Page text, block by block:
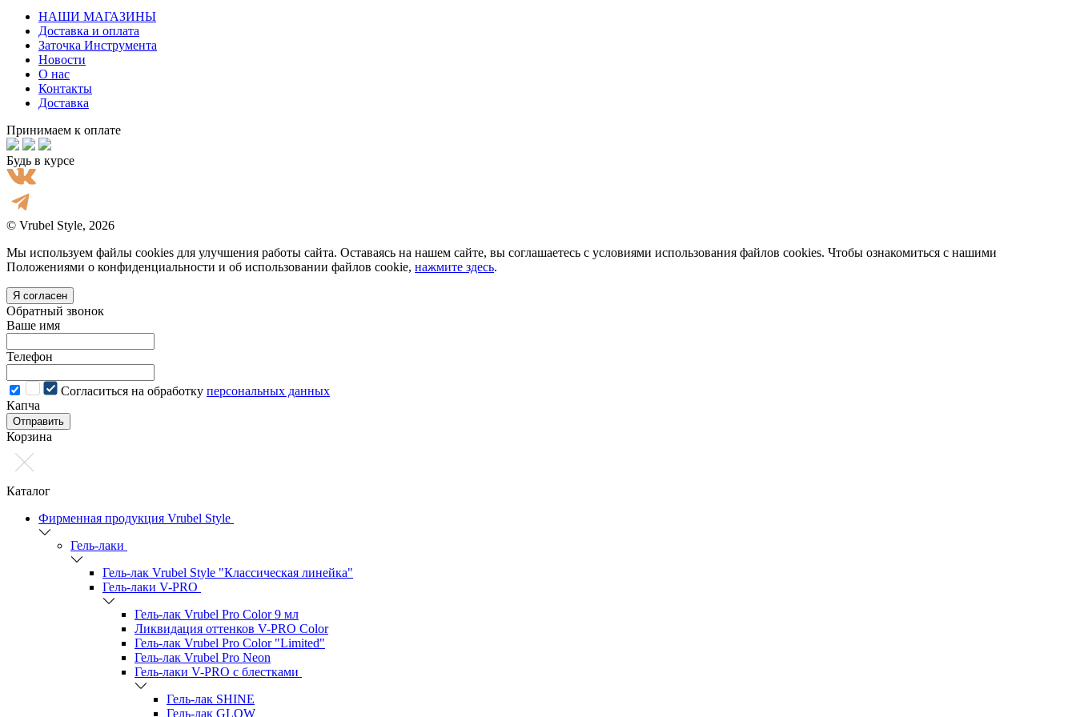
НАШИ МАГАЗИНЫ
Доставка и оплата
Заточка Инструмента
Новости
О нас
Контакты
Доставка
Принимаем к оплате
Будь в курсе
© Vrubel Style, 2026
Мы используем файлы cookies для улучшения работы сайта. Оставаясь на нашем сайте, вы соглашаетесь с условиями использования файлов cookies. Чтобы ознакомиться с нашими
Положениями о конфиденциальности и об использовании файлов cookie, нажмите здесь.
Я согласен
Обратный звонок
Ваше имя
Телефон
Cогласиться на обработку персональных данных
Капча
Отправить
Корзина
Каталог
Фирменная продукция Vrubel Style
Гель-лаки
Гель-лак Vrubel Style "Классическая линейка"
Гель-лаки V-PRO
Гель-лак Vrubel Pro Color 9 мл
Ликвидация оттенков V-PRO Color
Гель-лак Vrubel Pro Color "Limited"
Гель-лак Vrubel Pro Neon
Гель-лаки V-PRO c блестками
Гель-лак SHINE
Гель-лак GLOW